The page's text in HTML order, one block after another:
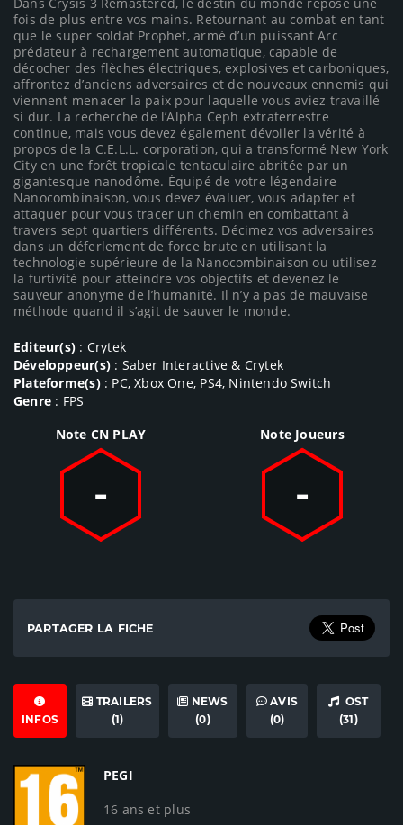
fois de plus entre vos mains. Retournant au combat en tant
que le super soldat Prophet, armé d’un puissant Arc
prédateur à rechargement automatique, capable de
décocher des flèches électriques, explosives et carboniques,
affrontez d’anciens adversaires et de nouveaux ennemis qui
viennent menacer la paix pour laquelle vous aviez travaillé
si dur. La recherche de l’Alpha Ceph extraterrestre
continue, mais vous devez également dévoiler la vérité à
propos de la C.E.L.L. corporation, qui a transformé New York
City en une forêt tropicale tentaculaire abritée par un
gigantesque nanodôme. Équipé de votre légendaire
Nanocombinaison, vous devez évaluer, vous adapter et
attaquer pour vous tracer un chemin en combattant à
travers sept quartiers différents. Décimez vos adversaires
dans un déferlement de force brute en utilisant la
technologie supérieure de la Nanocombinaison ou utilisez
la furtivité pour atteindre vos objectifs et devenez le
sauveur anonyme de l’humanité. Il n’y a pas de mauvaise
méthode quand il s’agit de sauver le monde.
Editeur(s) : Crytek
Développeur(s): Saber Interactive & Crytek
Plateforme(s): PC, Xbox One, PS4, Nintendo Switch
Genre : FPS
Note CN PLAY
-
Note Joueurs
-
PARTAGER LA FICHE
INFOS
TRAILERS
(1)
NEWS
(0)
AVIS
(0)
OST
(31)
PEGI
16 ans et plus